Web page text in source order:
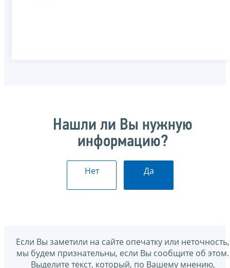
Нашли ли Вы нужную
информацию?
Нет Да
Если Вы заметили на сайте опечатку или неточность,
мы будем признательны, если Вы сообщите об этом.
Выделите текст, который, по Вашему мнению,